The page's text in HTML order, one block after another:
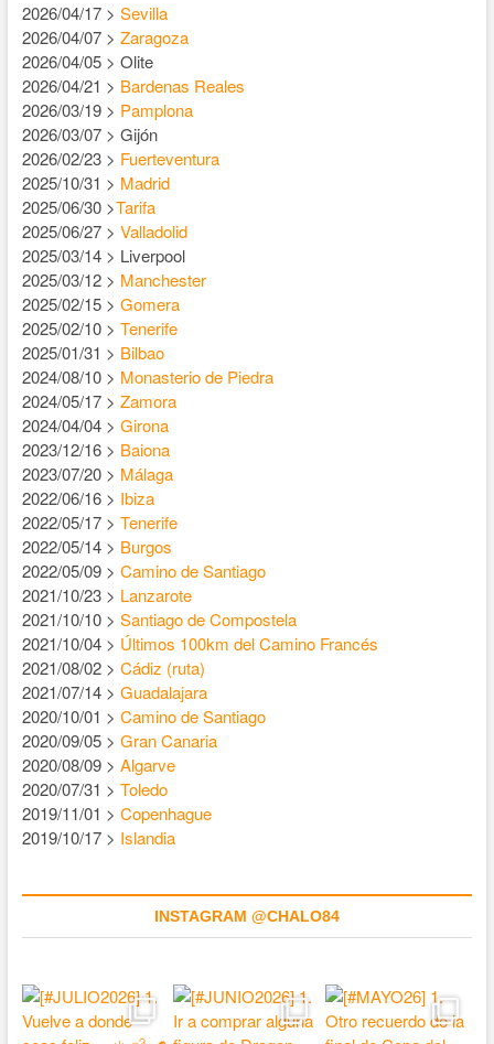
2026/04/17 > Sevilla
2026/04/07 > Zaragoza
2026/04/05 > Olite
2026/04/21 > Bardenas Reales
2026/03/19 > Pamplona
2026/03/07 > Gijón
2026/02/23 > Fuerteventura
2025/10/31 > Madrid
2025/06/30 >Tarifa
2025/06/27 > Valladolid
2025/03/14 > Liverpool
2025/03/12 > Manchester
2025/02/15 > Gomera
2025/02/10 > Tenerife
2025/01/31 > Bilbao
2024/08/10 > Monasterio de Piedra
2024/05/17 > Zamora
2024/04/04 > Girona
2023/12/16 > Baiona
2023/07/20 > Málaga
2022/06/16 > Ibiza
2022/05/17 > Tenerife
2022/05/14 > Burgos
2022/05/09 > Camino de Santiago
2021/10/23 > Lanzarote
2021/10/10 > Santiago de Compostela
2021/10/04 > Últimos 100km del Camino Francés
2021/08/02 > Cádiz (ruta)
2021/07/14 > Guadalajara
2020/10/01 > Camino de Santiago
2020/09/05 > Gran Canaria
2020/08/09 > Algarve
2020/07/31 > Toledo
2019/11/01 > Copenhague
2019/10/17 > Islandia
INSTAGRAM @CHALO84